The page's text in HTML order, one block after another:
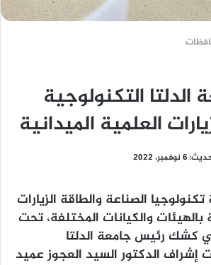
التكنولوجية
العلمية الميدانية
2022
الصناعة والطاقة الزيارات
بالهيئات والكيانات المختلفة، تحت
كشك رئيس جامعة الدلتا
إشراف الدكتور السيد العجوز عميد